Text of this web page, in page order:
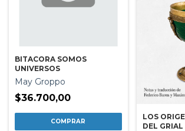
BITACORA SOMOS
UNIVERSOS
May Groppo
$36.700,00
LOS
DEL GRIAL